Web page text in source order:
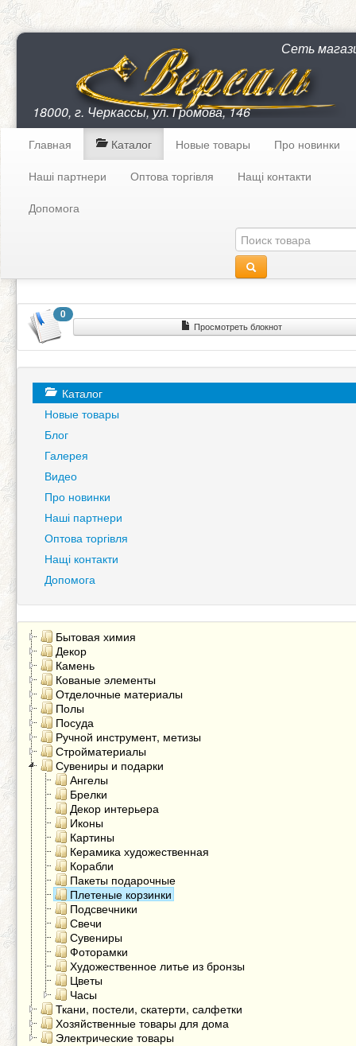
Сеть
18000, г. Черкассы, ул. Громова, 146
Главная Каталог Новые товары
Про новинки
Наші партнери
Оптова торгівля
Нащі контакти
Допомога
0
Просмотреть блокнот
Каталог
Новые товары
Блог
Галерея
Видео
Про новинки
Наші партнери
Оптова торгівля
Нащі контакти
Допомога
Бытовая химия
Декор
Камень
Кованые элементы
Отделочные материалы
Полы
Посуда
Ручной инструмент, метизы
Стройматериалы
Сувениры и подарки
Ангелы
Брелки
Декор интерьера
Иконы
Картины
Керамика художественная
Корабли
Пакеты подарочные
Плетеные корзинки
Подсвечники
Свечи
Сувениры
Фоторамки
Художественное литье из бронзы
Цветы
Часы
Ткани, постели, скатерти, салфетки
Хозяйственные товары для дома
Электрические товары